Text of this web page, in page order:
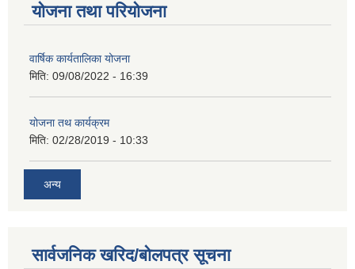
योजना तथा परियोजना
वार्षिक कार्यतालिका योजना
मिति: 09/08/2022 - 16:39
योजना तथ कार्यक्रम
मिति: 02/28/2019 - 10:33
अन्य
सार्वजनिक खरिद/बोलपत्र सूचना